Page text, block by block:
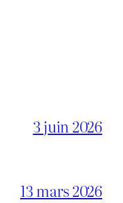
3 juin 2026
13 mars 2026